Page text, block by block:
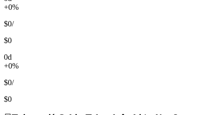
+0%
$0/
$0
0d
+0%
$0/
$0